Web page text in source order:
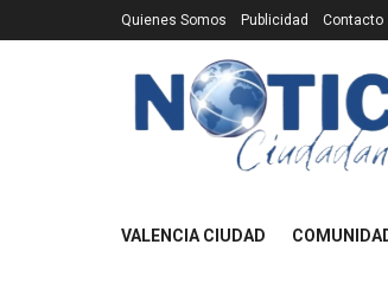
Quienes Somos Publicidad Contacto
VALENCIA CIUDAD